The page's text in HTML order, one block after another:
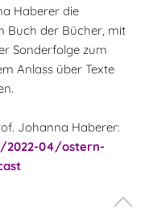
Haberer die
Buch der Bücher, mit
Sonderfolge zum
Anlass über Texte
Johanna Haberer:
2022-04/ostern-